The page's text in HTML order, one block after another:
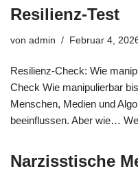
Resilienz-Test
von admin Februar 4,
Resilienz-Check: Wie
Check Wie manipulierbar
Menschen, Medien und
beeinflussen. Aber wie…
Narzisstische